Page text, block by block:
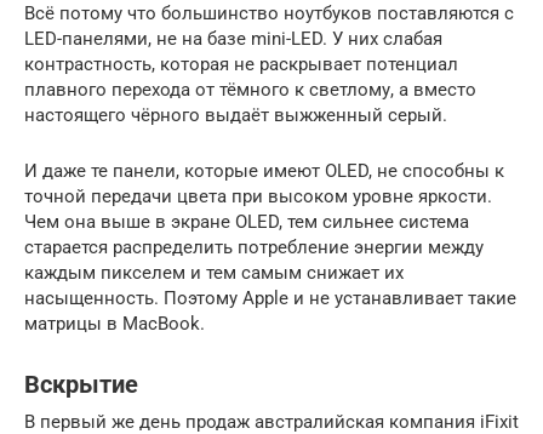
Всё потому что большинство ноутбуков поставляются с
LED-панелями, не на базе mini-LED. У них слабая
контрастность, которая не раскрывает потенциал
плавного перехода от тёмного к светлому, а вместо
настоящего чёрного выдаёт выжженный серый.
И даже те панели, которые имеют OLED, не способны к
точной передачи цвета при высоком уровне яркости.
Чем она выше в экране OLED, тем сильнее система
старается распределить потребление энергии между
каждым пикселем и тем самым снижает их
насыщенность. Поэтому Apple и не устанавливает такие
матрицы в MacBook.
Вскрытие
В первый же день продаж австралийская компания iFixit